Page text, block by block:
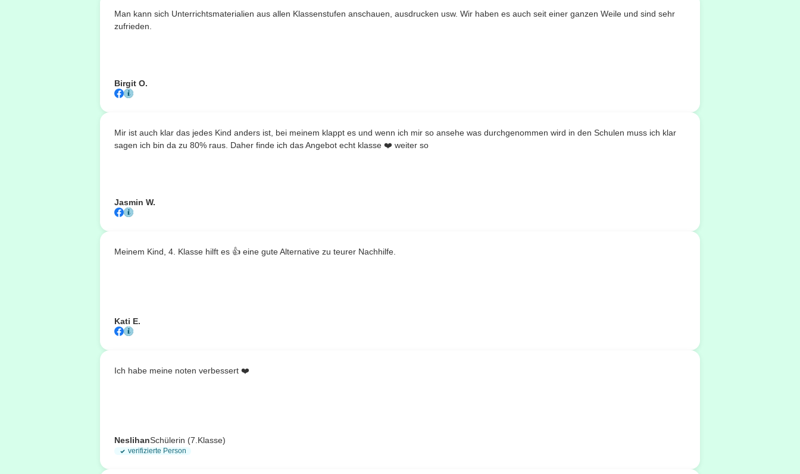
Man kann sich Unterrichtsmaterialien aus allen Klassenstufen anschauen, ausdrucken usw. Wir haben es auch seit einer ganzen Weile und sind sehr
zufrieden.
Birgit O.
Mir ist auch klar das jedes Kind anders ist, bei meinem klappt es und wenn ich mir so ansehe was durchgenommen wird in den Schulen muss ich klar
sagen ich bin da zu 80% raus. Daher finde ich das Angebot echt klasse ❤️ weiter so
Jasmin W.
Meinem Kind, 4. Klasse hilft es 👍 eine gute Alternative zu teurer Nachhilfe.
Kati E.
Ich habe meine noten verbessert ❤️
NeslihanSchülerin (7.Klasse)
verifizierte Person